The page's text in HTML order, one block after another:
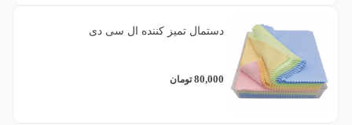
طلایی 1
هوآوی 14 دستمال تمیز کننده ال سی دی
80,000 تومان